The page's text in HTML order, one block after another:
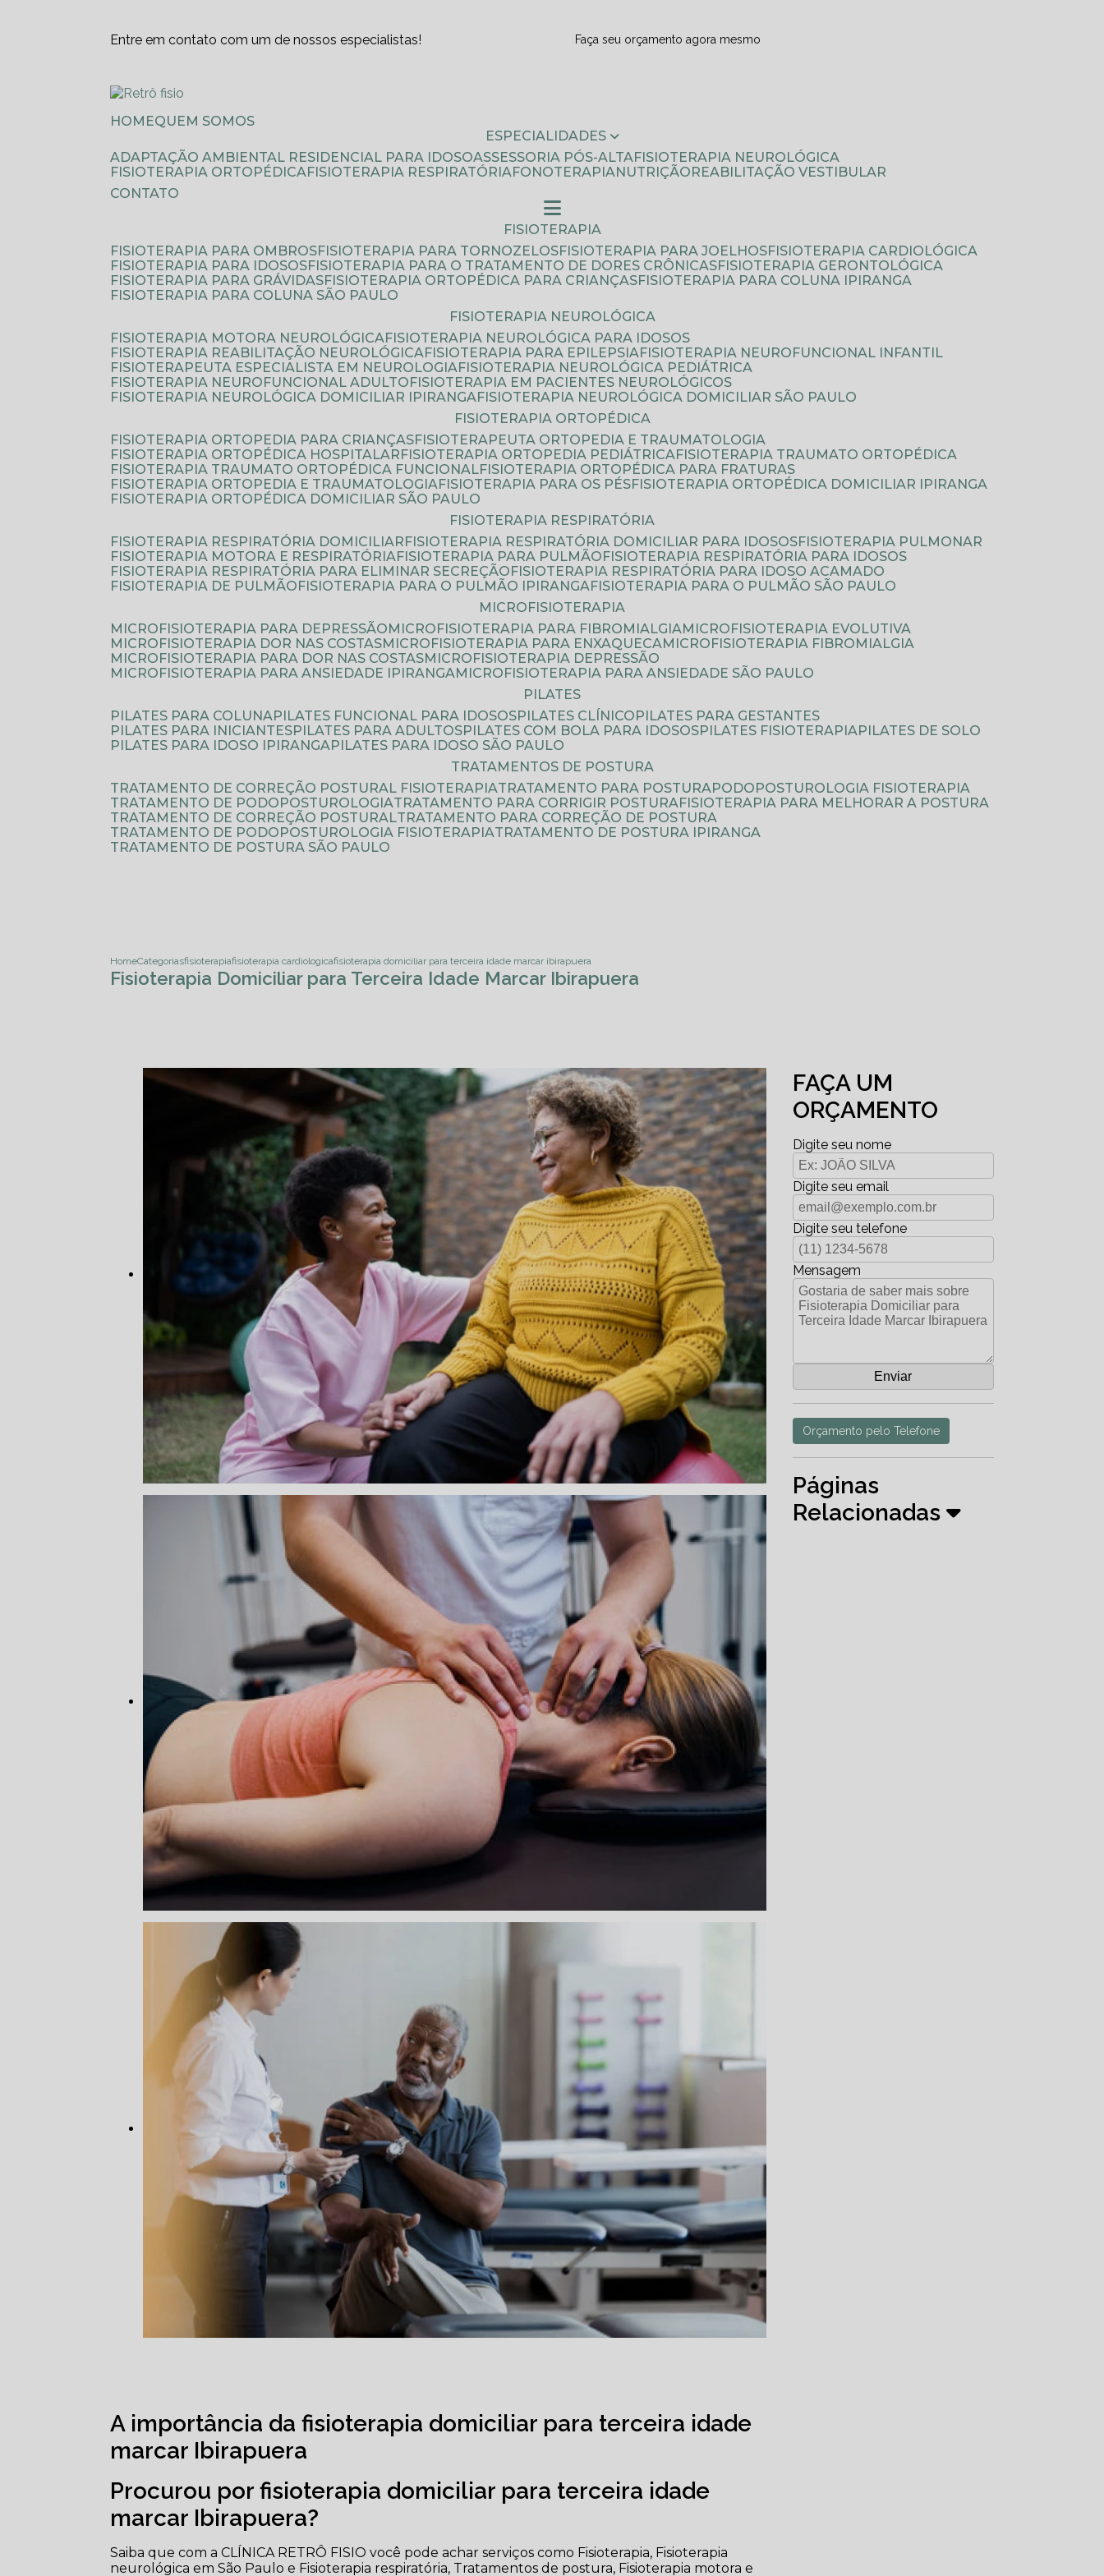
Entre em contato com um de nossos especialistas! Faça seu orçamento agora mesmo
HOME
QUEM SOMOS
ESPECIALIDADES
ADAPTAÇÃO AMBIENTAL RESIDENCIAL PARA IDOSO
ASSESSORIA PÓS-ALTA
FISIOTERAPIA NEUROLÓGICA
FISIOTERAPIA ORTOPÉDICA
FISIOTERAPIA RESPIRATÓRIA FONOTERAPIA NUTRIÇÃO
REABILITAÇÃO VESTIBULAR
CONTATO
FISIOTERAPIA
FISIOTERAPIA PARA OMBROS
FISIOTERAPIA PARA TORNOZELOS FISIOTERAPIA PARA JOELHOS
FISIOTERAPIA CARDIOLÓGICA
FISIOTERAPIA PARA IDOSOS
FISIOTERAPIA PARA O TRATAMENTO DE DORES CRÔNICAS
FISIOTERAPIA GERONTOLÓGICA
FISIOTERAPIA PARA GRÁVIDAS
FISIOTERAPIA ORTOPÉDICA PARA CRIANÇAS
FISIOTERAPIA PARA COLUNA IPIRANGA
FISIOTERAPIA PARA COLUNA SÃO PAULO
FISIOTERAPIA NEUROLÓGICA
FISIOTERAPIA MOTORA NEUROLÓGICA
FISIOTERAPIA NEUROLÓGICA PARA IDOSOS
FISIOTERAPIA REABILITAÇÃO NEUROLÓGICA
FISIOTERAPIA PARA EPILEPSIA
FISIOTERAPIA NEUROFUNCIONAL INFANTIL
FISIOTERAPEUTA ESPECIALISTA EM NEUROLOGIA
FISIOTERAPIA NEUROLÓGICA PEDIÁTRICA
FISIOTERAPIA NEUROFUNCIONAL ADULTO
FISIOTERAPIA EM PACIENTES NEUROLÓGICOS
FISIOTERAPIA NEUROLÓGICA DOMICILIAR IPIRANGA
FISIOTERAPIA NEUROLÓGICA DOMICILIAR SÃO PAULO
FISIOTERAPIA ORTOPÉDICA
FISIOTERAPIA ORTOPEDIA PARA CRIANÇAS
FISIOTERAPEUTA ORTOPEDIA E TRAUMATOLOGIA
FISIOTERAPIA ORTOPÉDICA HOSPITALAR
FISIOTERAPIA ORTOPEDIA PEDIÁTRICA
FISIOTERAPIA TRAUMATO ORTOPÉDICA
FISIOTERAPIA TRAUMATO ORTOPÉDICA FUNCIONAL
FISIOTERAPIA ORTOPÉDICA PARA FRATURAS
FISIOTERAPIA ORTOPEDIA E TRAUMATOLOGIA
FISIOTERAPIA PARA OS PÉS
FISIOTERAPIA ORTOPÉDICA DOMICILIAR IPIRANGA
FISIOTERAPIA ORTOPÉDICA DOMICILIAR SÃO PAULO
FISIOTERAPIA RESPIRATÓRIA
FISIOTERAPIA RESPIRATÓRIA DOMICILIAR
FISIOTERAPIA RESPIRATÓRIA DOMICILIAR PARA IDOSOS
FISIOTERAPIA PULMONAR
FISIOTERAPIA MOTORA E RESPIRATÓRIA
FISIOTERAPIA PARA PULMÃO
FISIOTERAPIA RESPIRATÓRIA PARA IDOSOS
FISIOTERAPIA RESPIRATÓRIA PARA ELIMINAR SECREÇÃO
FISIOTERAPIA RESPIRATÓRIA PARA IDOSO ACAMADO
FISIOTERAPIA DE PULMÃO
FISIOTERAPIA PARA O PULMÃO IPIRANGA
FISIOTERAPIA PARA O PULMÃO SÃO PAULO
MICROFISIOTERAPIA
MICROFISIOTERAPIA PARA DEPRESSÃO
MICROFISIOTERAPIA PARA FIBROMIALGIA
MICROFISIOTERAPIA EVOLUTIVA
MICROFISIOTERAPIA DOR NAS COSTAS
MICROFISIOTERAPIA PARA ENXAQUECA
MICROFISIOTERAPIA FIBROMIALGIA
MICROFISIOTERAPIA PARA DOR NAS COSTAS
MICROFISIOTERAPIA DEPRESSÃO
MICROFISIOTERAPIA PARA ANSIEDADE IPIRANGA
MICROFISIOTERAPIA PARA ANSIEDADE SÃO PAULO
PILATES
PILATES PARA COLUNA
PILATES FUNCIONAL PARA IDOSOS PILATES CLÍNICO
PILATES PARA GESTANTES
PILATES PARA INICIANTES
PILATES PARA ADULTOS PILATES COM BOLA PARA IDOSOS PILATES FISIOTERAPIA
PILATES DE SOLO
PILATES PARA IDOSO IPIRANGA
PILATES PARA IDOSO SÃO PAULO
TRATAMENTOS DE POSTURA
TRATAMENTO DE CORREÇÃO POSTURAL FISIOTERAPIA
TRATAMENTO PARA POSTURA
PODOPOSTUROLOGIA FISIOTERAPIA
TRATAMENTO DE PODOPOSTUROLOGIA
TRATAMENTO PARA CORRIGIR POSTURA
FISIOTERAPIA PARA MELHORAR A POSTURA
TRATAMENTO DE CORREÇÃO POSTURAL
TRATAMENTO PARA CORREÇÃO DE POSTURA
TRATAMENTO DE PODOPOSTUROLOGIA FISIOTERAPIA
TRATAMENTO DE POSTURA IPIRANGA
TRATAMENTO DE POSTURA SÃO PAULO
HomeCategoriasfisioterapiafisioterapia cardiologicafisioterapia domiciliar para terceira idade marcar ibirapuera
Fisioterapia Domiciliar para Terceira Idade Marcar Ibirapuera
A importância da fisioterapia domiciliar para terceira idade
marcar Ibirapuera
Procurou por fisioterapia domiciliar para terceira idade
marcar Ibirapuera?
Saiba que com a CLÍNICA RETRÔ FISIO você pode achar serviços como Fisioterapia, Fisioterapia
neurológica em São Paulo e Fisioterapia respiratória, Tratamentos de postura, Fisioterapia motora e
FAÇA UM
ORÇAMENTO
Digite seu nome
Digite seu email
Digite seu telefone
Mensagem
Orçamento pelo Telefone
Páginas
Relacionadas